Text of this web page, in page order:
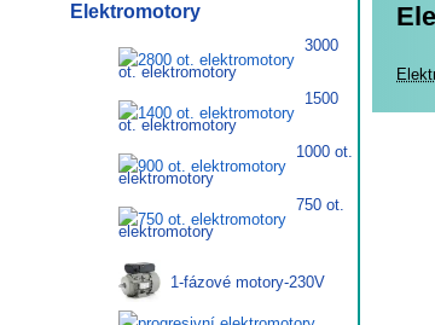
Elektromotory
3000
ot. elektromotory
1500
ot. elektromotory
1000 ot.
elektromotory
750 ot.
elektromotory
1-fázové motory-230V